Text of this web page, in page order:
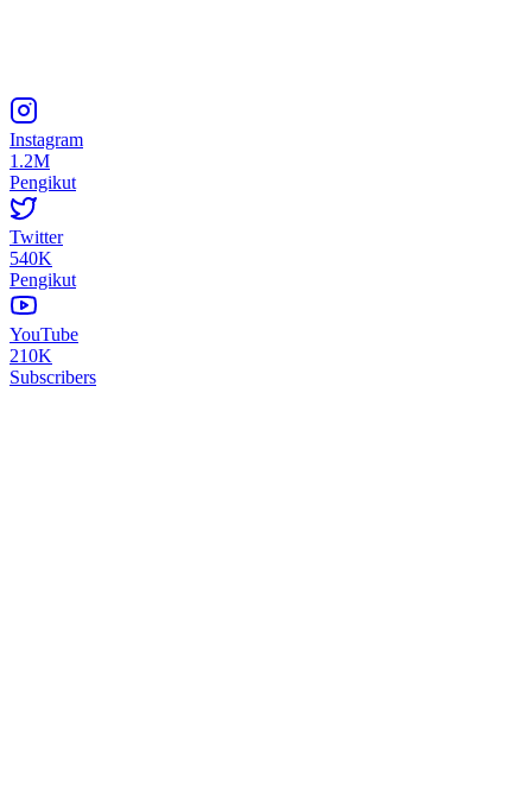
Instagram
1.2M
Pengikut
Twitter
540K
Pengikut
YouTube
210K
Subscribers